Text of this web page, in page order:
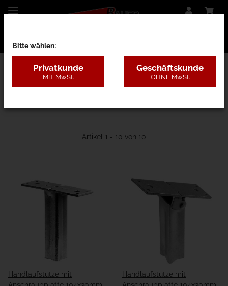
20 - Balkonbauteile
Artikel 1 - 10 von 10
Handlaufstütze mit
Handlaufstütze mit
Bitte wählen:
Privatkunde
MIT MwSt.
Geschäftskunde
OHNE MwSt.